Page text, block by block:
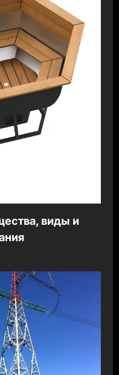
виды и